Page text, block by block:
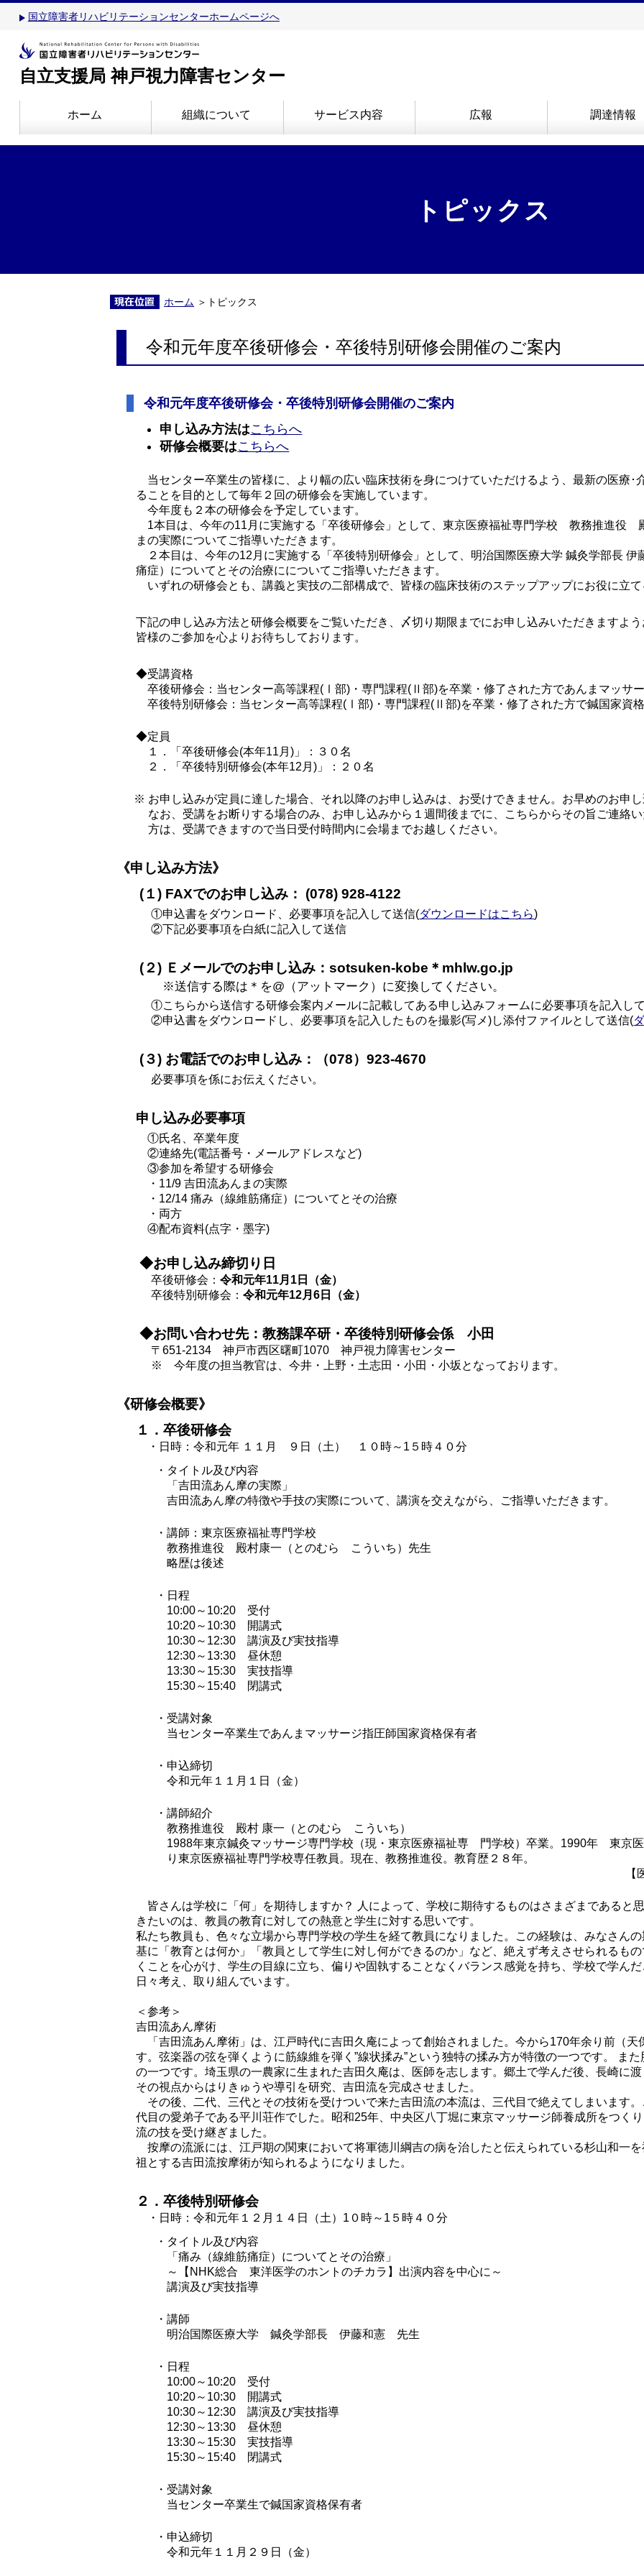
国立障害者リハビリテーションセンターホームページへ
自立支援局 神戸視力障害センター
ホーム 組織について サービス内容 広報 調達情報
トピックス
ホーム ＞トピックス
令和元年度卒後研修会・卒後特別研修会開催のご案内
令和元年度卒後研修会・卒後特別研修会開催のご案内
申し込み方法はこちらへ
研修会概要はこちらへ
当センター卒業生の皆様に、より幅の広い臨床技術を身につけていただけるよう、最新の医療･
ることを目的として毎年２回の研修会を実施しています。
今年度も２本の研修会を予定しています。
1本目は、今年の11月に実施する「卒後研修会」として、東京医療福祉専門学校 教務推進役
まの実際についてご指導いただきます。
２本目は、今年の12月に実施する「卒後特別研修会」として、明治国際医療大学 鍼灸学部長
痛症）についてとその治療にについてご指導いただきます。
いずれの研修会とも、講義と実技の二部構成で、皆様の臨床技術のステップアップにお役に立て
下記の申し込み方法と研修会概要をご覧いただき、〆切り期限までにお申し込みいただきますよう
皆様のご参加を心よりお待ちしております。
◆受講資格
卒後研修会：当センター高等課程(Ⅰ部)・専門課程(Ⅱ部)を卒業・修了された方であんまマッサ
卒後特別研修会：当センター高等課程(Ⅰ部)・専門課程(Ⅱ部)を卒業・修了された方で鍼国家資
◆定員
１．「卒後研修会(本年11月)」：３０名
２．「卒後特別研修会(本年12月)」：２０名
※ お申し込みが定員に達した場合、それ以降のお申し込みは、お受けできません。お早めのお申し
なお、受講をお断りする場合のみ、お申し込みから１週間後までに、こちらからその旨ご連絡
方は、受講できますので当日受付時間内に会場までお越しください。
《申し込み方法》
(１) FAXでのお申し込み： (078) 928-4122
①申込書をダウンロード、必要事項を記入して送信(ダウンロードはこちら)
②下記必要事項を白紙に記入して送信
(２) Ｅメールでのお申し込み：sotsuken-kobe＊mhlw.go.jp
※送信する際は＊を@（アットマーク）に変換してください。
①こちらから送信する研修会案内メールに記載してある申し込みフォームに必要事項を記入し
②申込書をダウンロードし、必要事項を記入したものを撮影(写メ)し添付ファイルとして送信(
(３) お電話でのお申し込み：（078）923-4670
必要事項を係にお伝えください。
申し込み必要事項
①氏名、卒業年度
②連絡先(電話番号・メールアドレスなど)
③参加を希望する研修会
・11/9 吉田流あんまの実際
・12/14 痛み（線維筋痛症）についてとその治療
・両方
④配布資料(点字・墨字)
◆お申し込み締切り日
卒後研修会：令和元年11月1日（金）
卒後特別研修会：令和元年12月6日（金）
◆お問い合わせ先：教務課卒研・卒後特別研修会係 小田
〒651-2134 神戸市西区曙町1070 神戸視力障害センター
※ 今年度の担当教官は、今井・上野・土志田・小田・小坂となっております。
《研修会概要》
１．卒後研修会
・日時：令和元年 １１月 ９日（土） １０時～1５時４０分
・タイトル及び内容
「吉田流あん摩の実際」
吉田流あん摩の特徴や手技の実際について、講演を交えながら、ご指導いただきます。
・講師：東京医療福祉専門学校
教務推進役 殿村康一（とのむら こういち）先生
略歴は後述
・日程
10:00～10:20 受付
10:20～10:30 開講式
10:30～12:30 講演及び実技指導
12:30～13:30 昼休憩
13:30～15:30 実技指導
15:30～15:40 閉講式
・受講対象
当センター卒業生であんまマッサージ指圧師国家資格保有者
・申込締切
令和元年１１月１日（金）
・講師紹介
教務推進役 殿村 康一（とのむら こういち）
1988年東京鍼灸マッサージ専門学校（現・東京医療福祉専 門学校）卒業。1990年 東京
り東京医療福祉専門学校専任教員。現在、教務推進役。教育歴２８年。
【
皆さんは学校に「何」を期待しますか？ 人によって、学校に期待するものはさまざまであると
きたいのは、教員の教育に対しての熱意と学生に対する思いです。
私たち教員も、色々な立場から専門学校の学生を経て教員になりました。この経験は、みなさん
基に「教育とは何か」「教員として学生に対し何ができるのか」など、絶えず考えさせられるも
くことを心がけ、学生の目線に立ち、偏りや固執することなくバランス感覚を持ち、学校で学ん
日々考え、取り組んでいます。
＜参考＞
吉田流あん摩術
「吉田流あん摩術」は、江戸時代に吉田久庵によって創始されました。今から170年余り前（
す。弦楽器の弦を弾くように筋線維を弾く”線状揉み”という独特の揉み方が特徴の一つです。 ま
の一つです。埼玉県の一農家に生まれた吉田久庵は、医師を志します。郷土で学んだ後、長崎に
その視点からはりきゅうや導引を研究、吉田流を完成させました。
その後、二代、三代とその技術を受けついで来た吉田流の本流は、三代目で絶えてしまいます
代目の愛弟子である平川荘作でした。昭和25年、中央区八丁堀に東京マッサージ師養成所をつく
流の技を受け継ぎました。
按摩の流派には、江戸期の関東において将軍徳川綱吉の病を治したと伝えられている杉山和一
祖とする吉田流按摩術が知られるようになりました。
２．卒後特別研修会
・日時：令和元年１２月１４日（土）1０時～1５時４０分
・タイトル及び内容
「痛み（線維筋痛症）についてとその治療」
～【NHK総合 東洋医学のホントのチカラ】出演内容を中心に～
講演及び実技指導
・講師
明治国際医療大学 鍼灸学部長 伊藤和憲 先生
・日程
10:00～10:20 受付
10:20～10:30 開講式
10:30～12:30 講演及び実技指導
12:30～13:30 昼休憩
13:30～15:30 実技指導
15:30～15:40 閉講式
・受講対象
当センター卒業生で鍼国家資格保有者
・申込締切
令和元年１１月２９日（金）